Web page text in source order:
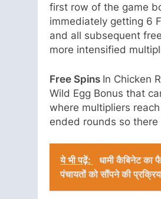
first row of the game
immediately getting 6
and all subsequent
more intensified
Free Spins In Chicken
Wild Egg Bonus that
where multipliers
ended rounds so
ये भी पढ़ें:
धामी कैबिनेट का
पंचायतों को सौंपने की